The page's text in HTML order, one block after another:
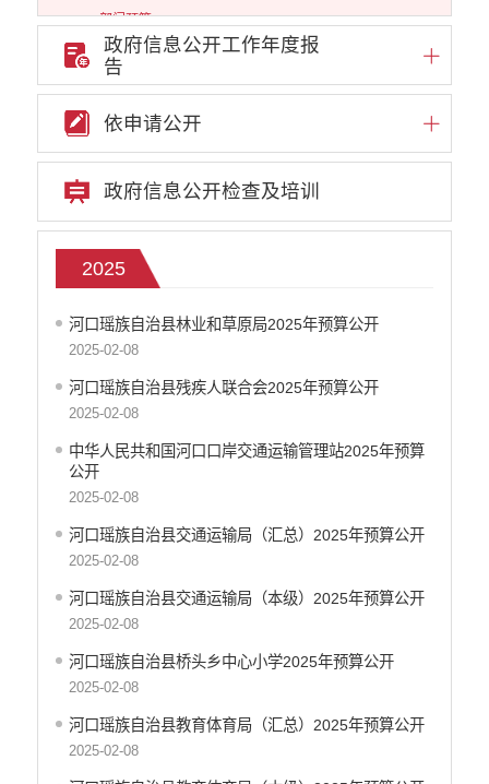
部门预算
2019
2020
2022
2023
2024
2025
2026
部门决算
政府和社会资本合作（PPP）
预算绩效管理
审计结果公告信息公开
云南省公共资源交易中心
环境保护信息公开
减税降费信息公开
医疗卫生机构信息公开
旅游市场秩序和服务质量信息公开
人力资源管理信息公开
公安机关重点领域信息公开
政府信息公开工作年度报
告
依申请公开
政府信息公开检查及培训
2025
河口瑶族自治县林业和草原局2025年预算公开
2025-02-08
河口瑶族自治县残疾人联合会2025年预算公开
2025-02-08
中华人民共和国河口口岸交通运输管理站2025年预算
公开
2025-02-08
河口瑶族自治县交通运输局（汇总）2025年预算公开
2025-02-08
河口瑶族自治县交通运输局（本级）2025年预算公开
2025-02-08
河口瑶族自治县桥头乡中心小学2025年预算公开
2025-02-08
河口瑶族自治县教育体育局（汇总）2025年预算公开
2025-02-08